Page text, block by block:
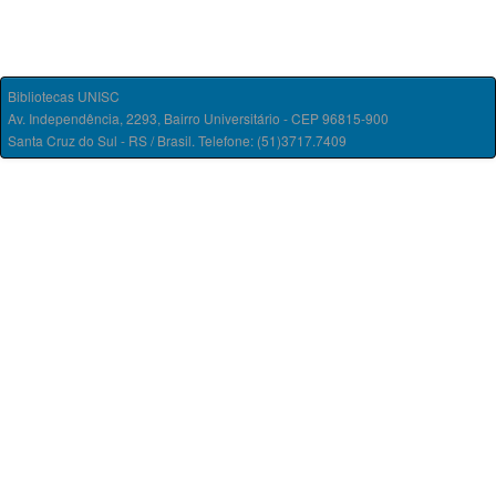
Bibliotecas UNISC
Av. Independência, 2293, Bairro Universitário - CEP 96815-900
Santa Cruz do Sul - RS / Brasil. Telefone: (51)3717.7409